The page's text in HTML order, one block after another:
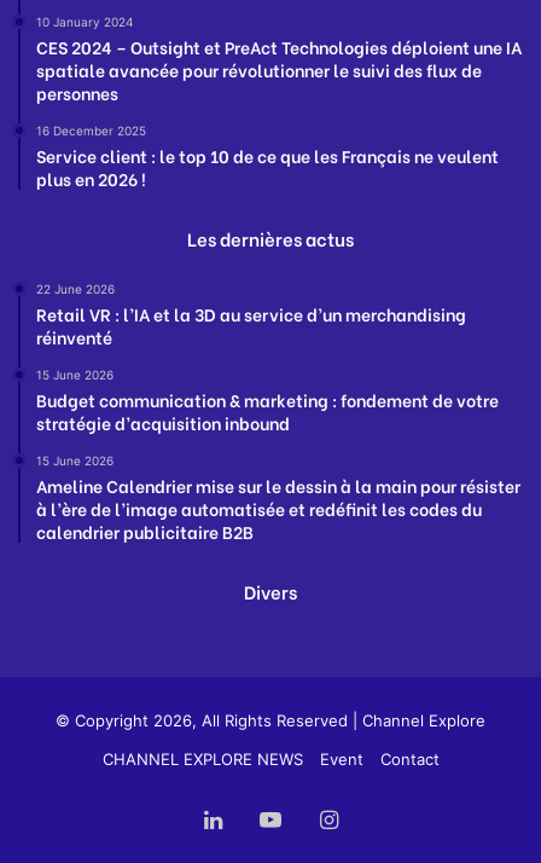
10 January 2024
CES 2024 – Outsight et PreAct Technologies déploient une IA
spatiale avancée pour révolutionner le suivi des flux de
personnes
16 December 2025
Service client : le top 10 de ce que les Français ne veulent
plus en 2026 !
Les dernières actus
22 June 2026
Retail VR : l’IA et la 3D au service d’un merchandising
réinventé
15 June 2026
Budget communication & marketing : fondement de votre
stratégie d’acquisition inbound
15 June 2026
Ameline Calendrier mise sur le dessin à la main pour résister
à l’ère de l’image automatisée et redéfinit les codes du
calendrier publicitaire B2B
Divers
© Copyright 2026, All Rights Reserved | Channel Explore
CHANNEL EXPLORE NEWS
Event Contact
LinkedInYouTubeInstagram